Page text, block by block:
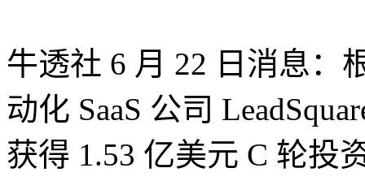
牛透社 6 月 22 日消息：
动化 SaaS 公司
获得 1.53 亿美元 C 轮投